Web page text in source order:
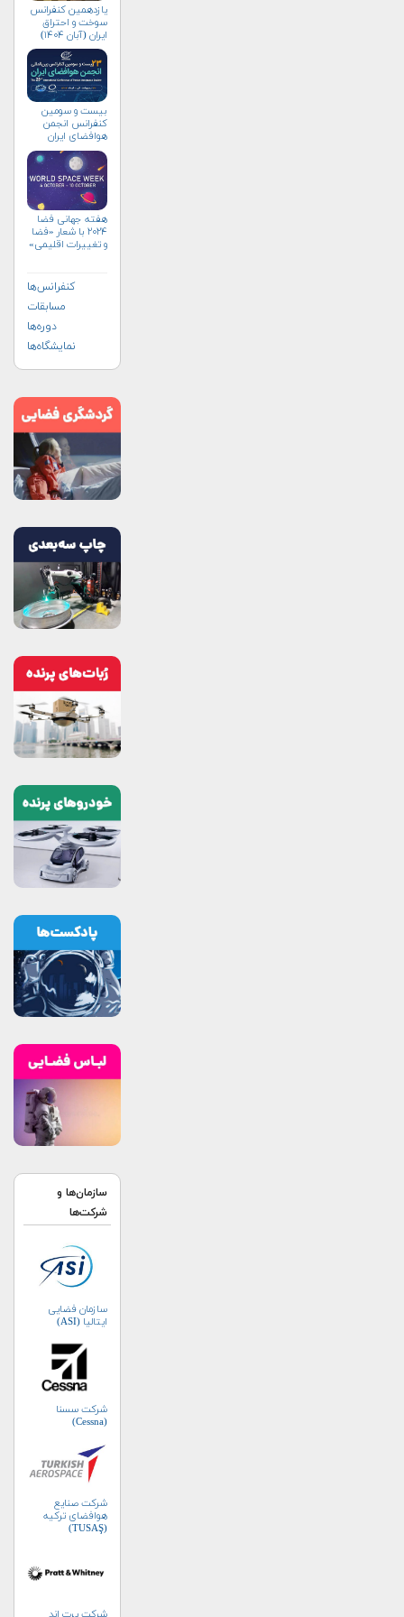
یازدهمین کنفرانس
سوخت و احتراق
ایران (آبان‌ ۱۴۰۴)
بیست و سومین
کنفرانس انجمن
هوافضای ايران
هفته جهانی فضا
۲۰۲۴ با شعار «فضا
و تغییرات اقلیمی»
کنفرانس‌ها
مسابقات
دوره‌ها
نمایشگاه‌ها
سازمان‌ها و
شرکت‌ها
سازمان فضایی
ایتالیا (ASI)
شرکت سسنا
(Cessna)
شرکت صنایع
هوافضای ترکیه
(TUSAŞ)